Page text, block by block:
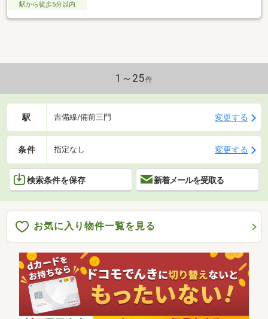
駅から徒歩5分以内
1～25件
駅 吉備線/備前三門 変更する
条件 指定なし 変更する
検索条件を保存 新着メールを受取る
お気に入り物件一覧を見る